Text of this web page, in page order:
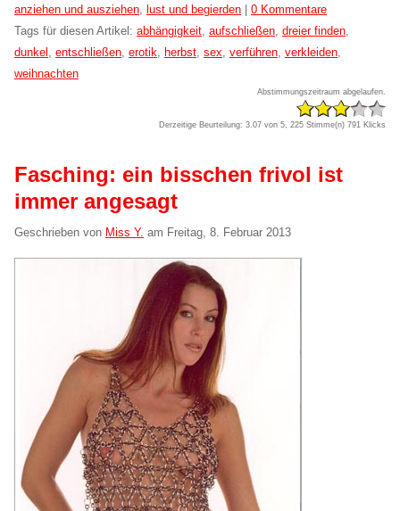
Kategorien:
anziehen und ausziehen lust und begierden
0 Kommentare
Tags für diesen Artikel: abhängigkeit aufschließen dreier finden
dunkel
entschließen erotik herbst sex verführen verkleiden
weihnachten
Abstimmungszeitraum abgelaufen.
Derzeitige Beurteilung: 3.07 von 5, 225 Stimme(n) 791 Klicks
Fasching: ein bisschen frivol ist
immer angesagt
Geschrieben von Miss Y. am Freitag, 8. Februar 2013